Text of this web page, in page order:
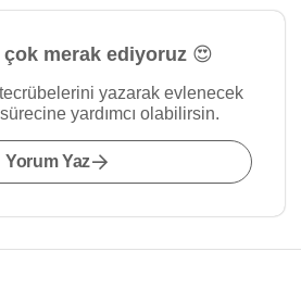
merak ediyoruz 😍
yazarak evlenecek
yardımcı olabilirsin.
Yorum Yaz